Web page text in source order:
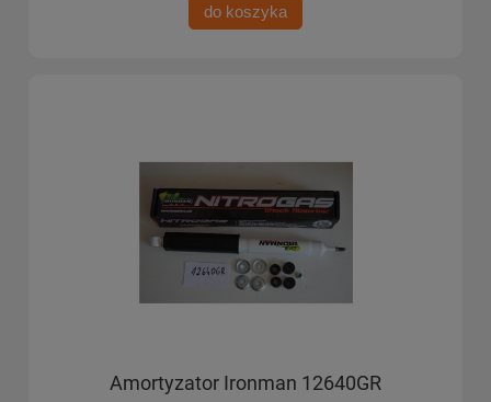
do koszyka
Amortyzator Ironman 12640GR